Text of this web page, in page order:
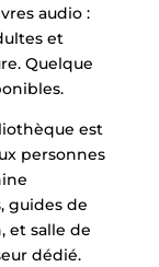
audio :
et
Quelque
est
personnes
guides de
et salle de
dédié.